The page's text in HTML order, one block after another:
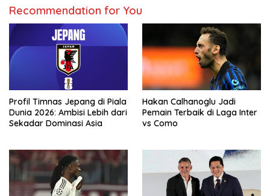
Recommendation for You
Profil Timnas Jepang di Piala
Dunia 2026: Ambisi Lebih dari
Sekadar Dominasi Asia
Hakan Calhanoglu Jadi
Pemain Terbaik di Laga Inter
vs Como